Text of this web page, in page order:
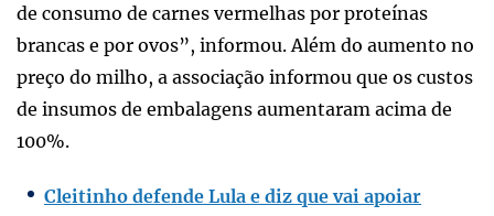
de consumo de carnes vermelhas por proteínas
brancas e por ovos”, informou. Além do aumento no
preço do milho, a associação informou que os custos
de insumos de embalagens aumentaram acima de
100%.
Cleitinho defende Lula e diz que vai apoiar